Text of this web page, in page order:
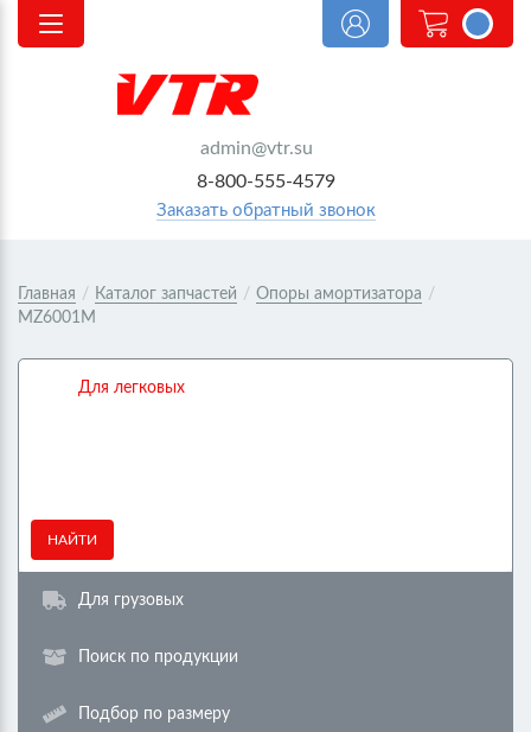
admin@vtr.su
8-800-555-4579
Заказать обратный звонок
<@
order.count
|| 0 @>
Главная / Каталог запчастей / Опоры амортизатора /
MZ6001M
Для легковых
НАЙТИ
Для грузовых
Поиск по продукции
Подбор по размеру